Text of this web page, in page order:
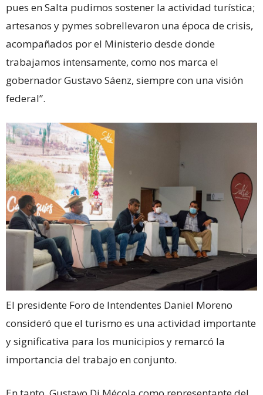
pues en Salta pudimos sostener la actividad turística;
artesanos y pymes sobrellevaron una época de crisis,
acompañados por el Ministerio desde donde
trabajamos intensamente, como nos marca el
gobernador Gustavo Sáenz, siempre con una visión
federal”.
El presidente Foro de Intendentes Daniel Moreno
consideró que el turismo es una actividad importante
y significativa para los municipios y remarcó la
importancia del trabajo en conjunto.